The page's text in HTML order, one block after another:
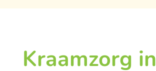
Kraamzorg in